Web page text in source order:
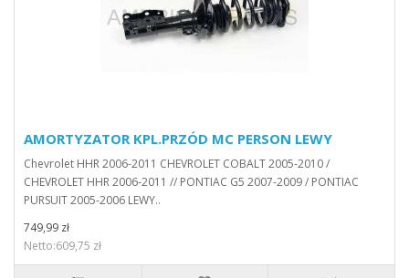
AMORTYZATOR KPL.PRZÓD MC PERSON LEWY
Chevrolet HHR 2006-2011 CHEVROLET COBALT 2005-2010 /
CHEVROLET HHR 2006-2011 // PONTIAC G5 2007-2009 / PONTIAC
PURSUIT 2005-2006 LEWY..
749,99 zł
Netto:609,75 zł